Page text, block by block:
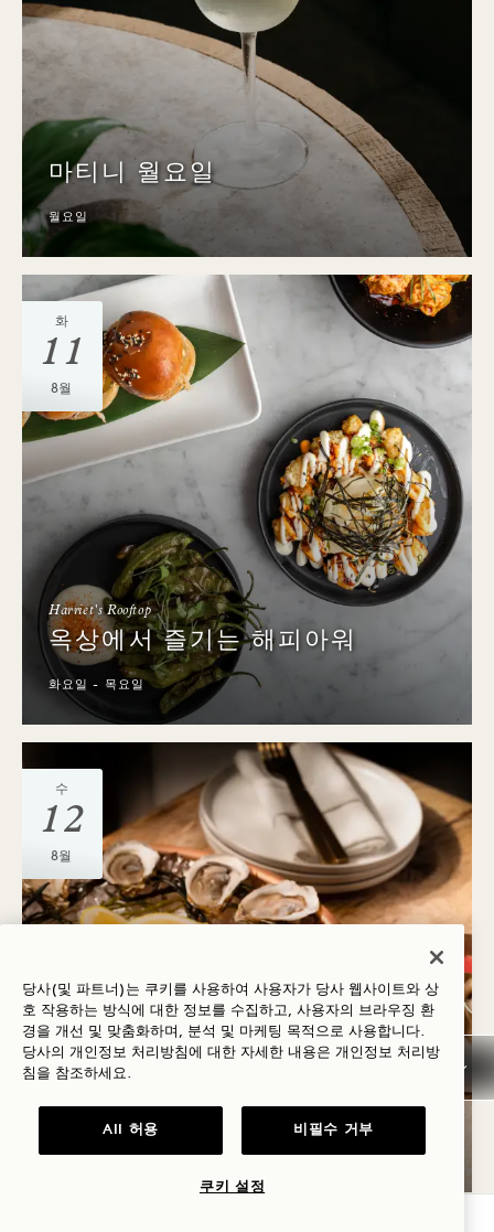
마티니 월요일
월요일
화
11
8월
Harriet's Rooftop
옥상에서 즐기는 해피아워
화요일 - 목요일
수
12
8월
‘SIP & SEA’ 목요일
목요일
당사(및 파트너)는 쿠키를 사용하여 사용자가 당사 웹사이트와 상
호 작용하는 방식에 대한 정보를 수집하고, 사용자의 브라우징 환
경을 개선 및 맞춤화하며, 분석 및 마케팅 목적으로 사용합니다.
당사의 개인정보 처리방침에 대한 자세한 내용은 개인정보 처리방
침을 참조하세요.
All 허용 비필수 거부
쿠키 설정